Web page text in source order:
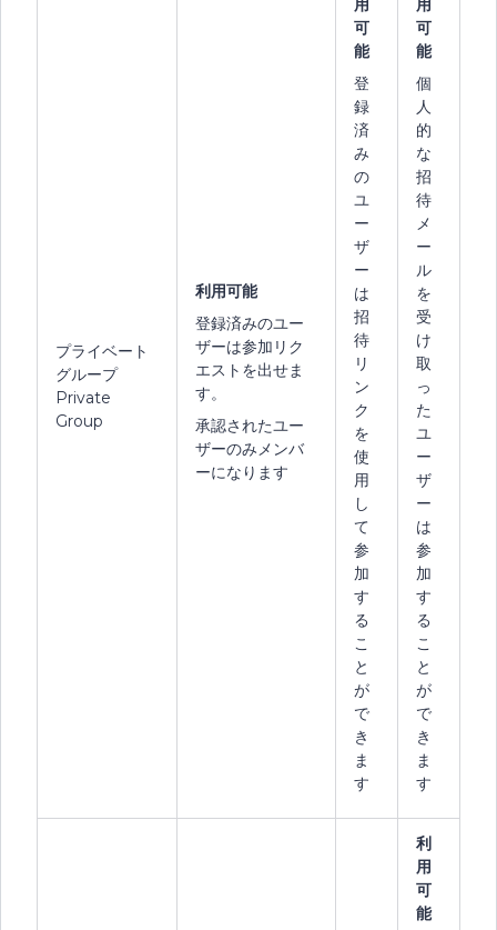
プライベート
グループ
Private
Group
利用可能
登録済みのユー
ザーは参加リク
エストを出せま
す。
承認されたユー
ザーのみメンバ
ーになります
用
可
能
登
録
済
み
の
ユ
ー
ザ
ー
は
招
待
リ
ン
ク
を
使
用
し
て
参
加
す
る
こ
と
が
で
き
ま
す
用
可
能
個
人
的
な
招
待
メ
ー
ル
を
受
け
取
っ
た
ユ
ー
ザ
ー
は
参
加
す
る
こ
と
が
で
き
ま
す
利
用
可
能